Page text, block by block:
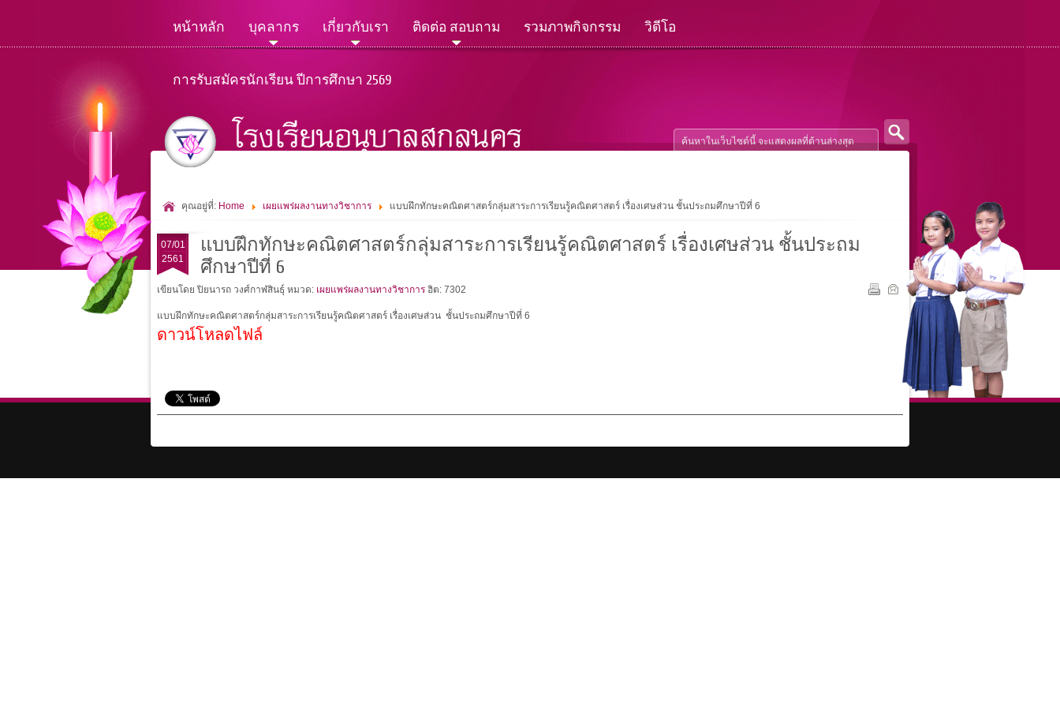
หน้าหลัก บุคลากร เกี่ยวกับเรา ติดต่อ สอบถาม รวมภาพกิจกรรม วิดีโอ
การรับสมัครนักเรียน ปีการศึกษา 2569
คุณอยู่ที่: Home เผยแพร่ผลงานทางวิชาการ แบบฝึกทักษะคณิตศาสตร์กลุ่มสาระการเรียนรู้คณิตศาสตร์ เรื่องเศษส่วน ชั้นประถมศึกษาปีที่ 6
07/01
2561
แบบฝึกทักษะคณิตศาสตร์กลุ่มสาระการเรียนรู้คณิตศาสตร์ เรื่องเศษส่วน ชั้นประถม
ศึกษาปีที่ 6
เขียนโดย ปิยนารถ วงศ์กาฬสินธุ์ หมวด: เผยแพร่ผลงานทางวิชาการ ฮิต: 7302
แบบฝึกทักษะคณิตศาสตร์กลุ่มสาระการเรียนรู้คณิตศาสตร์ เรื่องเศษส่วน ชั้นประถมศึกษาปีที่ 6
ดาวน์โหลดไฟล์